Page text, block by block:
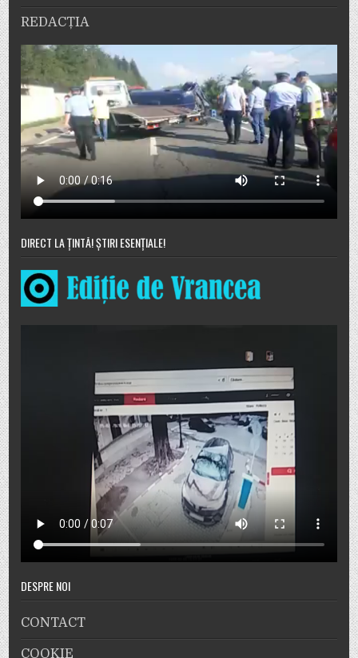
REDACȚIA
DIRECT LA ȚINTĂ! ȘTIRI ESENȚIALE!
DESPRE NOI
CONTACT
COOKIE